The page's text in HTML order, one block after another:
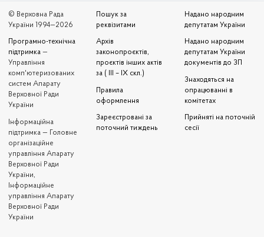
© Верховна Рада
України 1994—2026
Програмно-технічна
підтримка —
Управління
комп'ютеризованих
систем Апарату
Верховної Ради
України
Iнформаційна
підтримка — Головне
організаційне
управління Апарату
Верховної Ради
України,
Інформаційне
управління Апарату
Верховної Ради
України
Пошук за
реквізитами
Архів
законопроєктів,
проєктів інших актів
за ( III – IX скл.)
Правила
оформлення
Зареєстровані за
поточний тиждень
Надано народним
депутатам України
Надано народним
депутатам України
документів до ЗП
Знаходяться на
опрацюванні в
комітетах
Прийняті на поточній
сесії